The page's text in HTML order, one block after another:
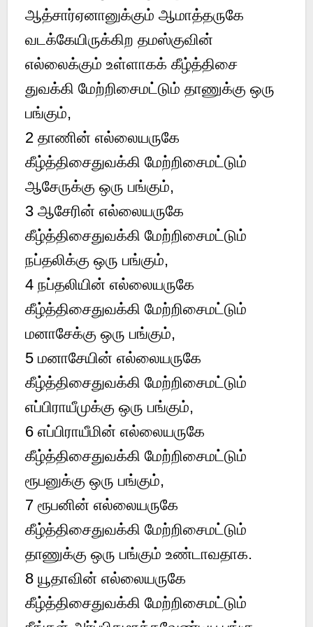
ஆத்சார்ஏனானுக்கும் ஆமாத்தருகே
வடக்கேயிருக்கிற தமஸ்குவின்
எல்லைக்கும் உள்ளாகக் கீழ்த்திசை
துவக்கி மேற்றிசைமட்டும் தாணுக்கு ஒரு
பங்கும்,
2 தாணின் எல்லையருகே
கீழ்த்திசைதுவக்கி மேற்றிசைமட்டும்
ஆசேருக்கு ஒரு பங்கும்,
3 ஆசேரின் எல்லையருகே
கீழ்த்திசைதுவக்கி மேற்றிசைமட்டும்
நப்தலிக்கு ஒரு பங்கும்,
4 நப்தலியின் எல்லையருகே
கீழ்த்திசைதுவக்கி மேற்றிசைமட்டும்
மனாசேக்கு ஒரு பங்கும்,
5 மனாசேயின் எல்லையருகே
கீழ்த்திசைதுவக்கி மேற்றிசைமட்டும்
எப்பிராயீமுக்கு ஒரு பங்கும்,
6 எப்பிராயீமின் எல்லையருகே
கீழ்த்திசைதுவக்கி மேற்றிசைமட்டும்
ரூபனுக்கு ஒரு பங்கும்,
7 ரூபனின் எல்லையருகே
கீழ்த்திசைதுவக்கி மேற்றிசைமட்டும்
தாணுக்கு ஒரு பங்கும் உண்டாவதாக.
8 யூதாவின் எல்லையருகே
கீழ்த்திசைதுவக்கி மேற்றிசைமட்டும்